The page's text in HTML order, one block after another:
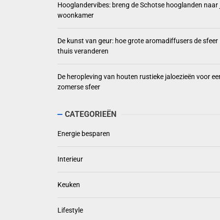
Hooglandervibes: breng de Schotse hooglanden naar
woonkamer
De kunst van geur: hoe grote aromadiffusers de sfeer
thuis veranderen
De heropleving van houten rustieke jaloezieën voor
zomerse sfeer
CATEGORIEËN
Energie besparen
Interieur
Keuken
Lifestyle